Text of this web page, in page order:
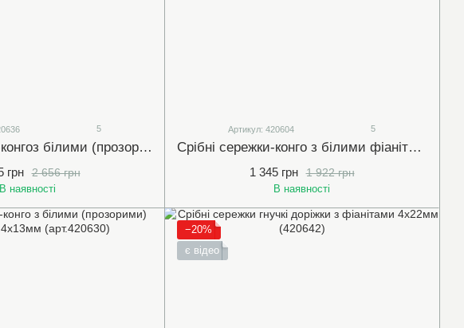
5
Срібні сережки-конгоз білими (прозорими) фіанітами 4х13мм (420636)
2 656 грн
грн
В наявності
Артикул: 420604 5
Срібні сережки-конго з білими фіанітами 2х12мм (арт.420604)
1 922 грн
1 345 грн
В наявності
−20%
є відео